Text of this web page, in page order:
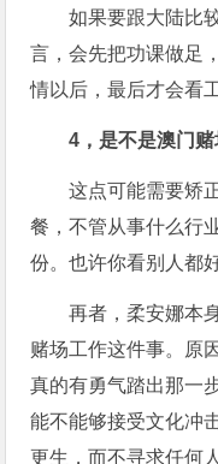
如果要跟大陆比
言，会先把功课做足
情以后，最后才会看
4，是不是澳门
这点可能需要矫
餐，不管从事什么行
份。也许你看别人都
再者，柔安娜本
赌场工作这件事。原
真的有勇气踏出那一
能不能够接受文化冲
更生，而不寻求任何